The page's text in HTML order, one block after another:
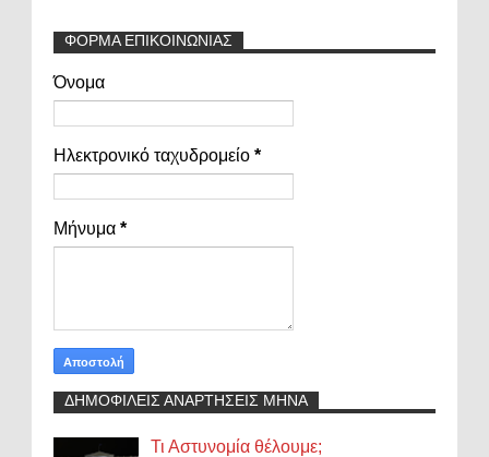
ΦΟΡΜΑ ΕΠΙΚΟΙΝΩΝΙΑΣ
Όνομα
Ηλεκτρονικό ταχυδρομείο *
Μήνυμα *
ΔΗΜΟΦΙΛΕΙΣ ΑΝΑΡΤΗΣΕΙΣ ΜΗΝΑ
Τι Αστυνομία θέλουμε;